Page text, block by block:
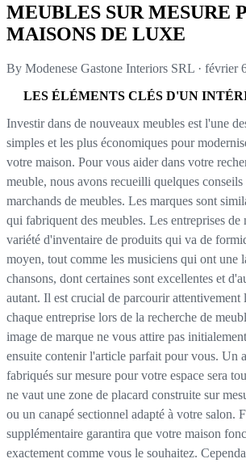
MEUBLES SUR MESURE
MAISONS DE LUXE
By Modenese Gastone Interiors SRL · février
LES ÉLÉMENTS CLÉS D'UN
Investir dans de nouveaux meubles est l'une
simples et les plus économiques pour
votre maison. Pour vous aider dans votre
meuble, nous avons recueilli quelques conseils
marchands de meubles. Les marques sont
qui fabriquent des meubles. Les entreprises de
variété d'inventaire de produits qui va de
moyen, tout comme les musiciens qui ont une
chansons, dont certaines sont excellentes et
autant. Il est crucial de parcourir attentivement
chaque entreprise lors de la recherche de
image de marque ne vous attire pas
ensuite contenir l'article parfait pour vous. Un
fabriqués sur mesure pour votre espace sera
ne vaut une zone de placard construite sur
ou un canapé sectionnel adapté à votre salon.
supplémentaire garantira que votre maison
exactement comme vous le souhaitez.